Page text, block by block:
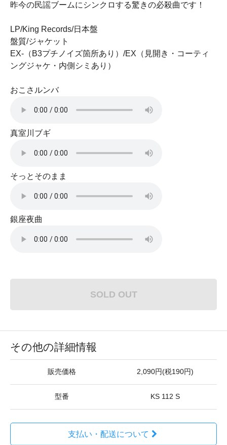
昨今の民謡ブームにシンクロする驚きの必殺曲です！
LP/King Records/日本盤
盤質/ジャケット
EX-（B3プチノイズ箇所あり）/EX（見開き・コーティ
ングジャケ・内側シミあり）
おこさルンバ
真室川ブギ
そっとそのまま
銀座夜曲
SOLD OUT
その他の詳細情報
販売価格 2,090円(税190円)
型番 KS 112 S
支払い・配送について